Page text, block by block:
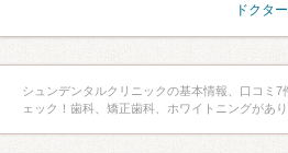
ドクタ
シュンデンタルクリニックの基本情報、口コミ
ェック！歯科、矯正歯科、ホワイトニングがあ